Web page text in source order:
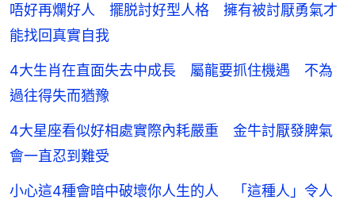
唔好再爛好人 擺脱討好型人格 擁有被討厭勇氣才
能找回真實自我
4大生肖在直面失去中成長 屬龍要抓住機遇 不為
過往得失而猶豫
4大星座看似好相處實際內耗嚴重 金牛討厭發脾氣
會一直忍到難受
小心這4種會暗中破壞你人生的人 「這種人」令人